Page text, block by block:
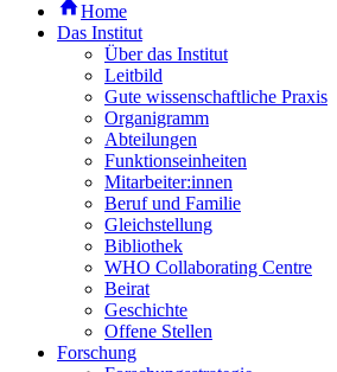
Home
Das Institut
Über das Institut
Leitbild
Gute wissenschaftliche Praxis
Organigramm
Abteilungen
Funktionseinheiten
Mitarbeiter:innen
Beruf und Familie
Gleichstellung
Bibliothek
WHO Collaborating Centre
Beirat
Geschichte
Offene Stellen
Forschung